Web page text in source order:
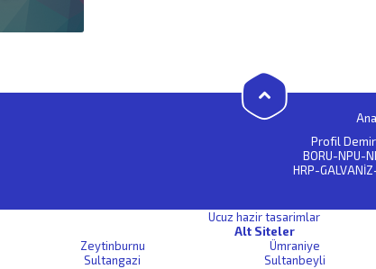
Profil Demir
BORU-NPU-
HRP-
Ucuz hazir tasarimlar
Alt Siteler
Zeytinburnu Ümraniye
Sultangazi Sultanbeyli